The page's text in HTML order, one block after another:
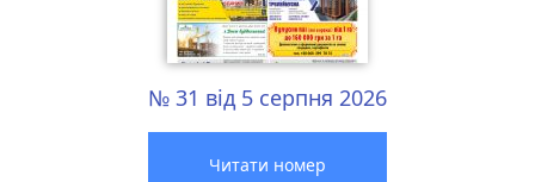
№ 31 від 5 серпня 2026
Читати номер